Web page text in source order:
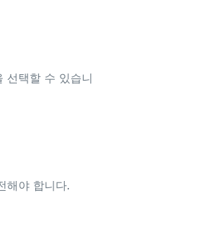
선택할 수 있습니
해야 합니다.